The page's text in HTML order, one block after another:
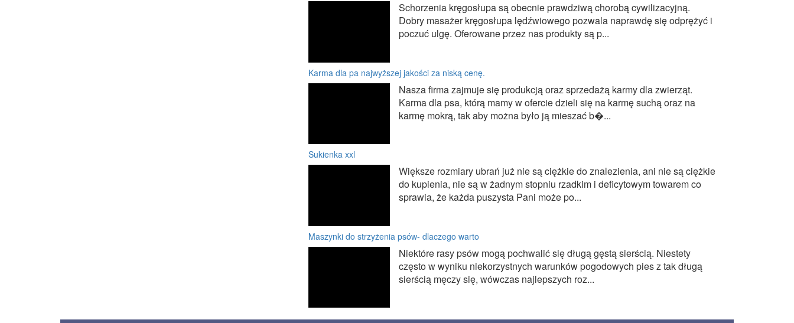
Schorzenia kręgosłupa są obecnie prawdziwą chorobą cywilizacyjną.
Dobry masażer kręgosłupa lędźwiowego pozwala naprawdę się odprężyć i
poczuć ulgę. Oferowane przez nas produkty są p...
Karma dla pa najwyższej jakości za niską cenę.
Nasza firma zajmuje się produkcją oraz sprzedażą karmy dla zwierząt.
Karma dla psa, którą mamy w ofercie dzieli się na karmę suchą oraz na
karmę mokrą, tak aby można było ją mieszać b�...
Sukienka xxl
Większe rozmiary ubrań już nie są ciężkie do znalezienia, ani nie są ciężkie
do kupienia, nie są w żadnym stopniu rzadkim i deficytowym towarem co
sprawia, że każda puszysta Pani może po...
Maszynki do strzyżenia psów- dlaczego warto
Niektóre rasy psów mogą pochwalić się długą gęstą sierścią. Niestety
często w wyniku niekorzystnych warunków pogodowych pies z tak długą
sierścią męczy się, wówczas najlepszych roz...